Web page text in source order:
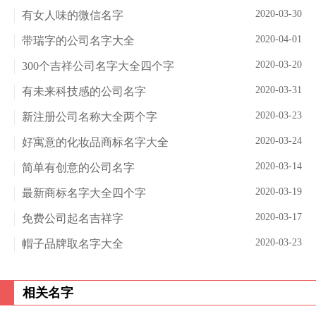
2020-03-30
有女人味的微信名字
2020-04-01
带瑞字的公司名字大全
2020-03-20
300个吉祥公司名字大全四个字
2020-03-31
有未来科技感的公司名字
2020-03-23
新注册公司名称大全两个字
2020-03-24
好寓意的化妆品商标名字大全
2020-03-14
简单有创意的公司名字
2020-03-19
最新商标名字大全四个字
2020-03-17
免费公司起名吉祥字
2020-03-23
帽子品牌取名字大全
相关名字